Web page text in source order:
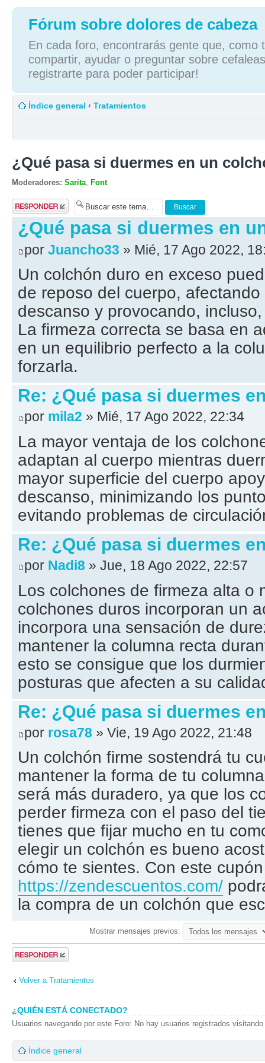
Fórum sobre dolores de cabeza
En cada foro, encontrarás gente que, como
compartir, ayudar o preguntar sobre
registrarte para poder participar!
Índice general ‹ Tratamientos
¿Qué pasa si duermes en un
Moderadores: Sarita Font
Publicar una
respuesta
¿Qué pasa si duermes en
por Juancho33 » Mié, 17 Ago 2022,
Un colchón duro en exceso
de reposo del cuerpo,
descanso y provocando,
La firmeza correcta se basa en
en un equilibrio perfecto a la
forzarla.
Re: ¿Qué pasa si duermes
por mila2 » Mié, 17 Ago 2022, 22:34
La mayor ventaja de los
adaptan al cuerpo mientras
mayor superficie del cuerpo
descanso, minimizando los
evitando problemas de
Re: ¿Qué pasa si duermes
por Nadi8 » Jue, 18 Ago 2022, 22:57
Los colchones de firmeza alta o
colchones duros incorporan un
incorpora una sensación de
mantener la columna recta
esto se consigue que los
posturas que afecten a su
Re: ¿Qué pasa si duermes
por rosa78 » Vie, 19 Ago 2022, 21:48
Un colchón firme sostendrá tu
mantener la forma de tu
será más duradero, ya que los
perder firmeza con el paso del
tienes que fijar mucho en tu
elegir un colchón es bueno
cómo te sientes. Con este
https://zendescuentos.com/
la compra de un colchón que
Mostrar mensajes previos:
Publicar una
respuesta
Volver a Tratamientos
¿QUIÉN ESTÁ CONECTADO?
Usuarios navegando por este Foro: No hay usuarios registrados
Índice general